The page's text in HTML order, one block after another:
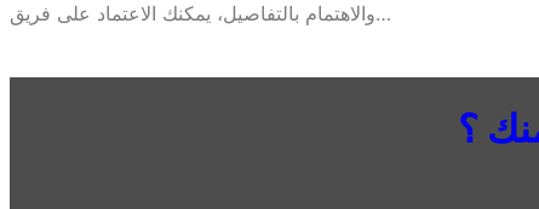
والاهتمام بالتفاصيل، يمكنك الاعتماد على فريق…
؟